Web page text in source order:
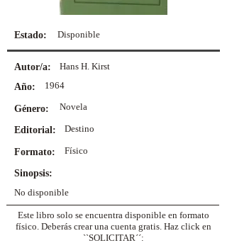
Estado: Disponible
Autor/a:
Hans H. Kirst
Año:
1964
Género: Novela
Destino
Editorial:
Formato: Físico
Sinopsis:
No disponible
Este libro solo se encuentra disponible en formato
físico. Deberás crear una cuenta gratis. Haz click en
``SOLICITAR´´: